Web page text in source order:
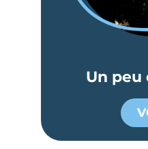
Un